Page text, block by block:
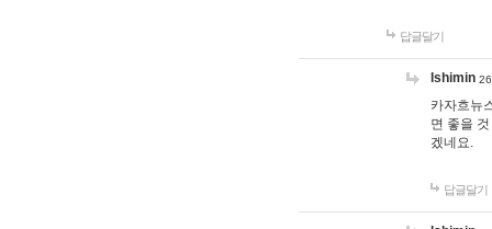
답글달기
lshimin
카자흐뉴
면 좋을
겠네요.
답글달기